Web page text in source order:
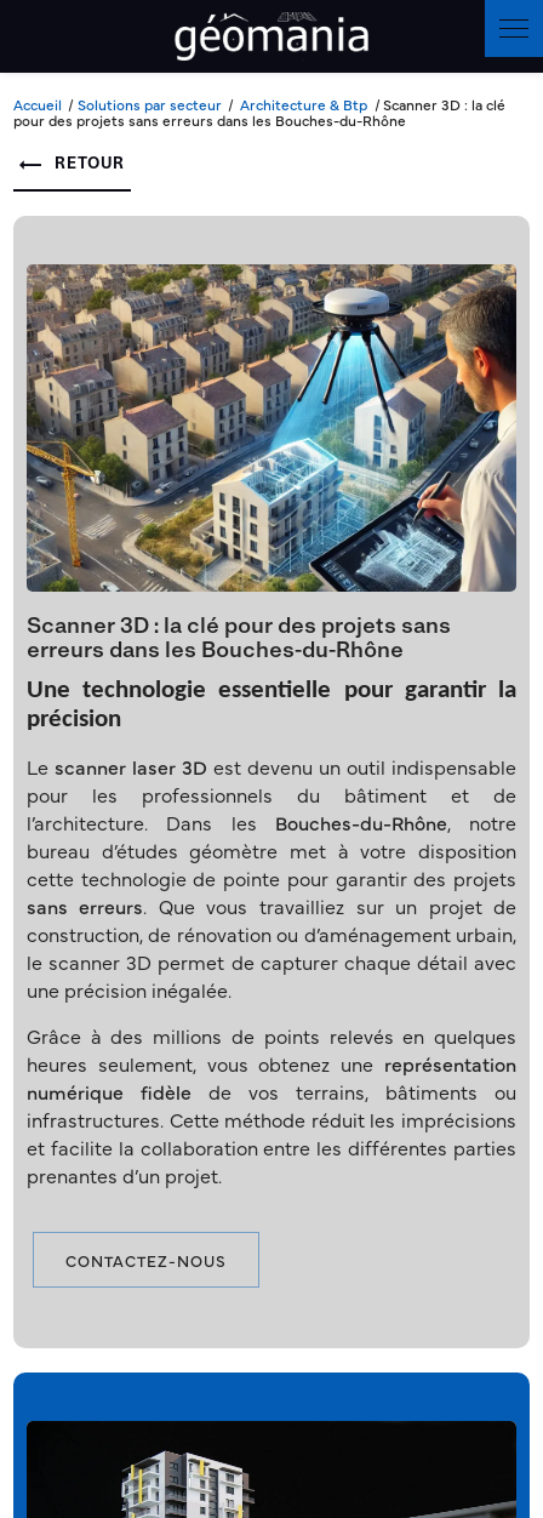
Accueil Solutions par secteur Architecture & Btp
Scanner 3D : la clé
pour des projets sans erreurs dans les Bouches-du-Rhône
RETOUR
Scanner 3D : la clé pour des projets sans
erreurs dans les Bouches-du-Rhône
Une technologie essentielle pour garantir la
précision
Le scanner laser 3D est devenu un outil indispensable
pour les professionnels du bâtiment et de
l’architecture. Dans les Bouches-du-Rhône, notre
bureau d’études géomètre met à votre disposition
cette technologie de pointe pour garantir des projets
sans erreurs. Que vous travailliez sur un projet de
construction, de rénovation ou d’aménagement urbain,
le scanner 3D permet de capturer chaque détail avec
une précision inégalée.
Grâce à des millions de points relevés en quelques
heures seulement, vous obtenez une représentation
numérique fidèle de vos terrains, bâtiments ou
infrastructures. Cette méthode réduit les imprécisions
et facilite la collaboration entre les différentes parties
prenantes d’un projet.
CONTACTEZ-NOUS
Panneau de gestion des cookies